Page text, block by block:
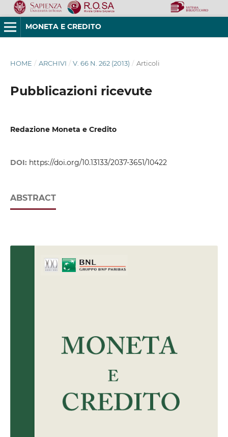
MONETA E CREDITO
HOME / ARCHIVI / V. 66 N. 262 (2013) / Articoli
Pubblicazioni ricevute
Redazione Moneta e Credito
DOI: https://doi.org/10.13133/2037-3651/10422
ABSTRACT